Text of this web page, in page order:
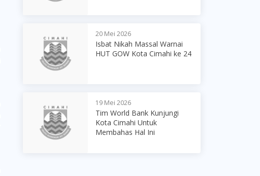
20 Mei 2026
Isbat Nikah Massal Warnai
HUT GOW Kota Cimahi ke 24
19 Mei 2026
Tim World Bank Kunjungi
Kota Cimahi Untuk
Membahas Hal Ini